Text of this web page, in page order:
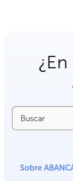
Buscar
Sobre